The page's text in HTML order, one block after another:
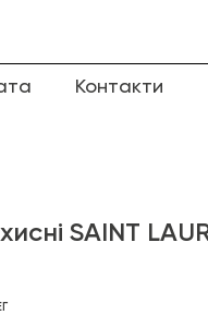
Контакти
SAINT